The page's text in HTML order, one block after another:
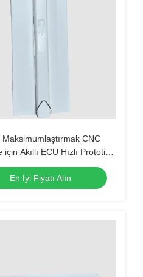
Maksimumlaştırmak CNC
Akıllı ECU Hızlı Prototip
En İyi Fiyatı Alın